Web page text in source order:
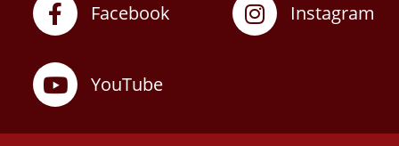
Facebook Instagram
YouTube